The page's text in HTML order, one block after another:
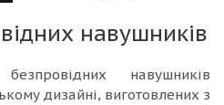
навушників
навушників
дизайні, виготовлених з